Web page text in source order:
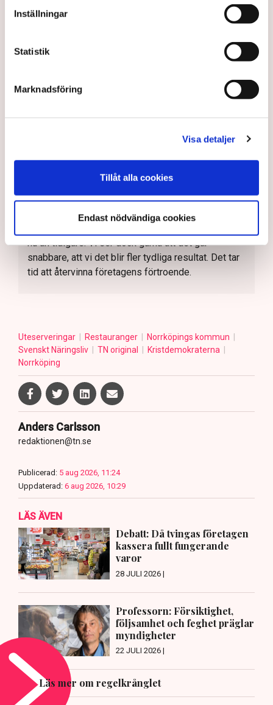
Inställningar
Statistik
Marknadsföring
Visa detaljer
Tillåt alla cookies
Endast nödvändiga cookies
hur är det då inte idag, säger Linda Nilsson som
driver restaurangen Lindas Kula i Norrköping.
får sämst betyg av företagen är kommunens
– Vi har haft en kultur som vi måste ändra på, jobba
hårdare och vara mer lyhörda. Det är alltid synd när
problem och situationer i förhållande till
kommunen, så vi har definitivt en resa att göra,
Johan Gustafsson, regionchef för Svenskt
nu än tidigare. Vi ser dock gärna att det går
snabbare, att vi det blir fler tydliga resultat. Det tar
tid att återvinna företagens förtroende.
Uteserveringar Restauranger
Norrköpings kommun
Svenskt Näringsliv
TN original
Kristdemokraterna
Norrköping
Anders Carlsson
redaktionen@tn.se
Publicerad: 5 aug 2026, 11:24
Uppdaterad: 6 aug 2026, 10:29
LÄS ÄVEN
Debatt: Då tvingas företagen
kassera fullt fungerande
varor
28 JULI 2026 |
Professorn: Försiktighet,
följsamhet och feghet präglar
myndigheter
22 JULI 2026 |
Läs mer om regelkrånglet